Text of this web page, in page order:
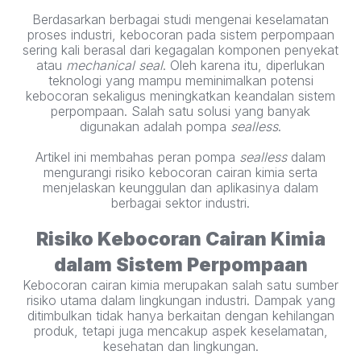
Berdasarkan berbagai studi mengenai keselamatan
proses industri, kebocoran pada sistem perpompaan
sering kali berasal dari kegagalan komponen penyekat
atau mechanical seal. Oleh karena itu, diperlukan
teknologi yang mampu meminimalkan potensi
kebocoran sekaligus meningkatkan keandalan sistem
perpompaan. Salah satu solusi yang banyak
digunakan adalah pompa sealless.
Artikel ini membahas peran pompa seallessdalam
mengurangi risiko kebocoran cairan kimia serta
menjelaskan keunggulan dan aplikasinya dalam
berbagai sektor industri.
Risiko Kebocoran Cairan Kimia
dalam Sistem Perpompaan
Kebocoran cairan kimia merupakan salah satu sumber
risiko utama dalam lingkungan industri. Dampak yang
ditimbulkan tidak hanya berkaitan dengan kehilangan
produk, tetapi juga mencakup aspek keselamatan,
kesehatan dan lingkungan.